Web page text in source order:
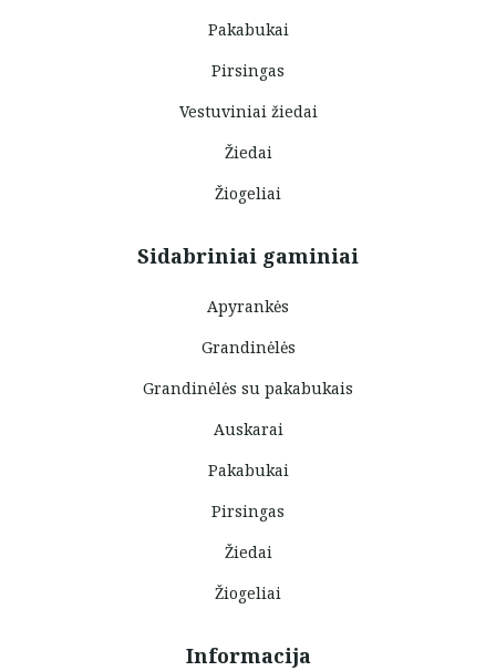
Pakabukai
Pirsingas
Vestuviniai žiedai
Žiedai
Žiogeliai
Sidabriniai gaminiai
Apyrankės
Grandinėlės
Grandinėlės su pakabukais
Auskarai
Pakabukai
Pirsingas
Žiedai
Žiogeliai
Informacija